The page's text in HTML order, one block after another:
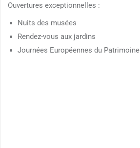
Ouvertures exceptionnelles :
Nuits des musées
Rendez-vous aux jardins
Journées Européennes du Patrimoine